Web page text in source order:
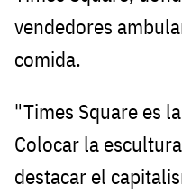
vendedores
comida.
"Times Square es
Colocar la
destacar el